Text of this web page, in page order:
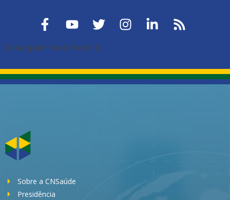
[instagram-feed feed=1]
Sobre a CNSaúde
Presidência